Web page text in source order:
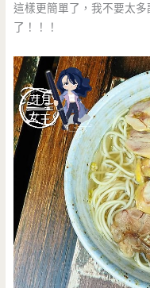
這樣更簡單了，我不要太
了！！！